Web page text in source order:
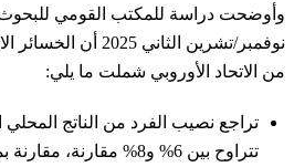
وأوضحت دراسة للمكتب القومي
نوفمبر/تشرين الثاني
من الاتحاد الأوروبي شملت ما يلي:
تراجع نصيب الفرد من الناتج المحلي
تتراوح بين 6% و8%